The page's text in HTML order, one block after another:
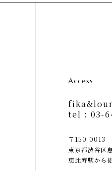
Access
tel : 03-
〒150-0013
東京都渋谷区
恵比寿駅から